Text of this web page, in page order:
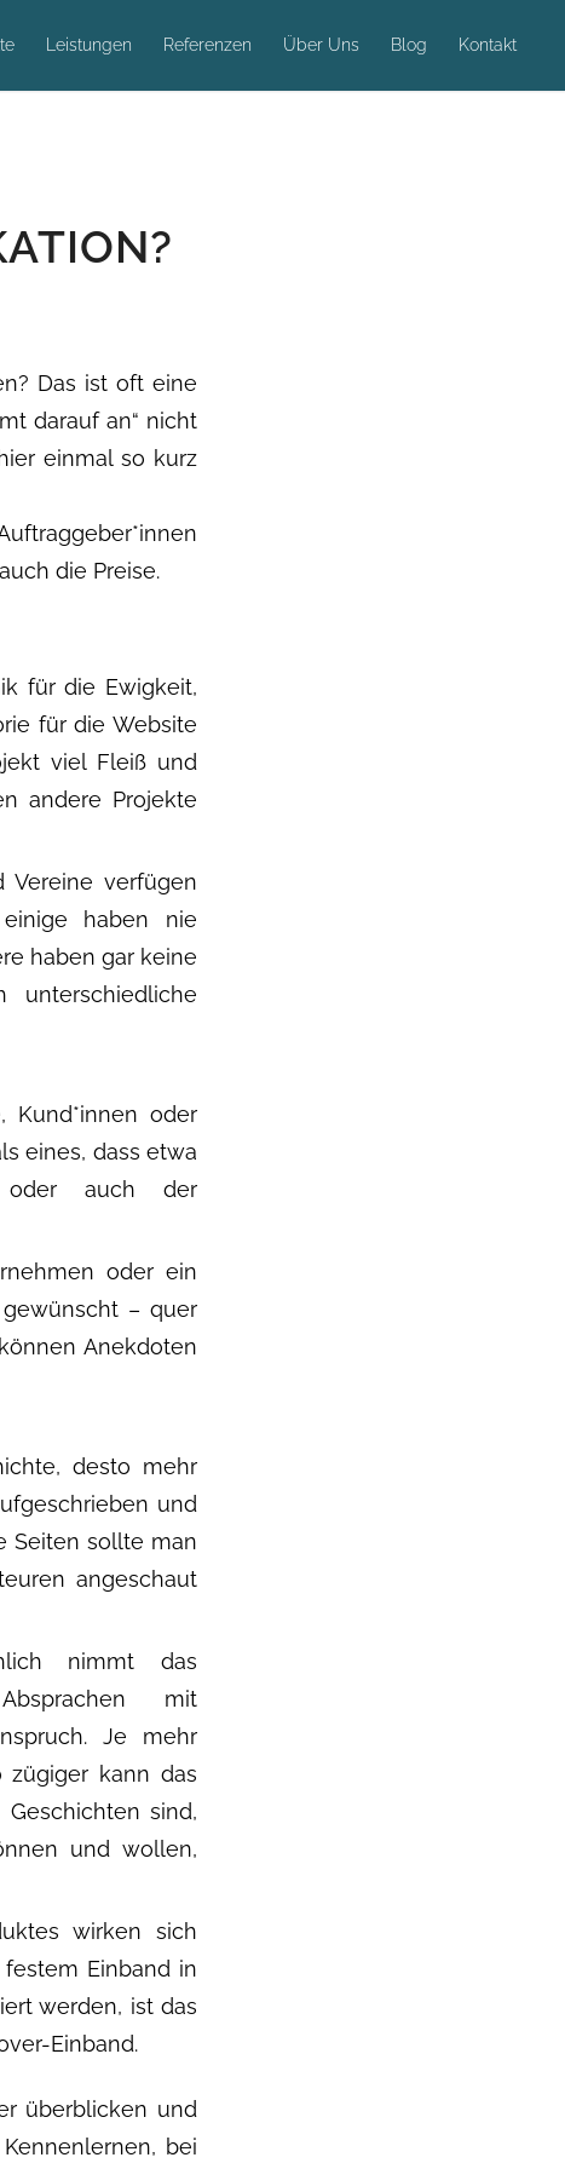
Leistungen Referenzen Über Uns Blog Kontakt
Das ist oft eine
darauf an“ nicht
einmal so kurz
die Preise.
für die Ewigkeit,
für die Website
viel Fleiß und
andere Projekte
Vereine verfügen
haben nie
haben gar keine
unterschiedliche
Kund*innen oder
eines, dass etwa
oder auch der
oder ein
– quer
Anekdoten
desto mehr
und
Seiten sollte man
angeschaut
nimmt das
mit
Je mehr
kann das
sind,
und wollen,
wirken sich
Einband in
werden, ist das
Einband.
überblicken und
bei